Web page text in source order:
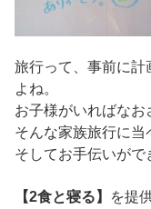
旅行って、事前に計
よね。
お子様がいればなお
そんな家族旅行に当
そしてお手伝いがで
【2食と寝る】
を提